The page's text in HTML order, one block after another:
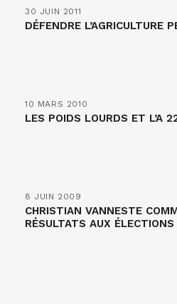
30 JUIN 2011
DÉFENDRE L’AGRICULTURE
10 MARS 2010
LES POIDS LOURDS ET L’A
8 JUIN 2009
CHRISTIAN VANNESTE
RÉSULTATS AUX ÉLECTIONS